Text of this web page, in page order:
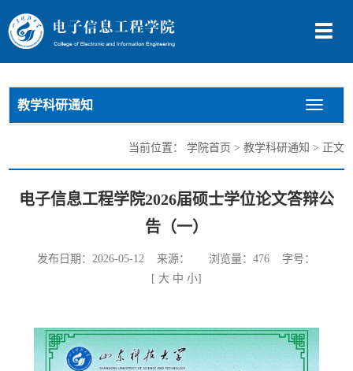
切
导
教学科研通知
切
换
航
当前位置： 学院首页 > 教学科研通知 > 正文
电子信息工程学院2026届硕士学位论文答辩公
告（一）
发布日期：2026-05-12 来源： 浏览量：476 字号：
[ 大 中 小]